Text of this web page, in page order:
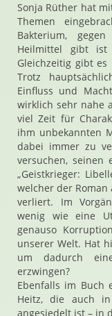
Sonja Rüther hat
Themen
Bakterium,
Heilmittel gibt
Gleichzeitig gibt es
Trotz
Einfluss und
wirklich sehr nahe
viel Zeit für
ihm unbekannten
dabei immer zu
versuchen, seinen
„Geistkrieger:
welcher der
verliert. Im
wenig wie eine
genauso
unserer Welt. Hat
um dadurch
erzwingen?
Ebenfalls im Buch
Heitz, die auch
angesiedelt ist – in